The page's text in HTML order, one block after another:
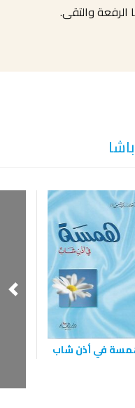
الرفعة والتقى.
في أذن شاب